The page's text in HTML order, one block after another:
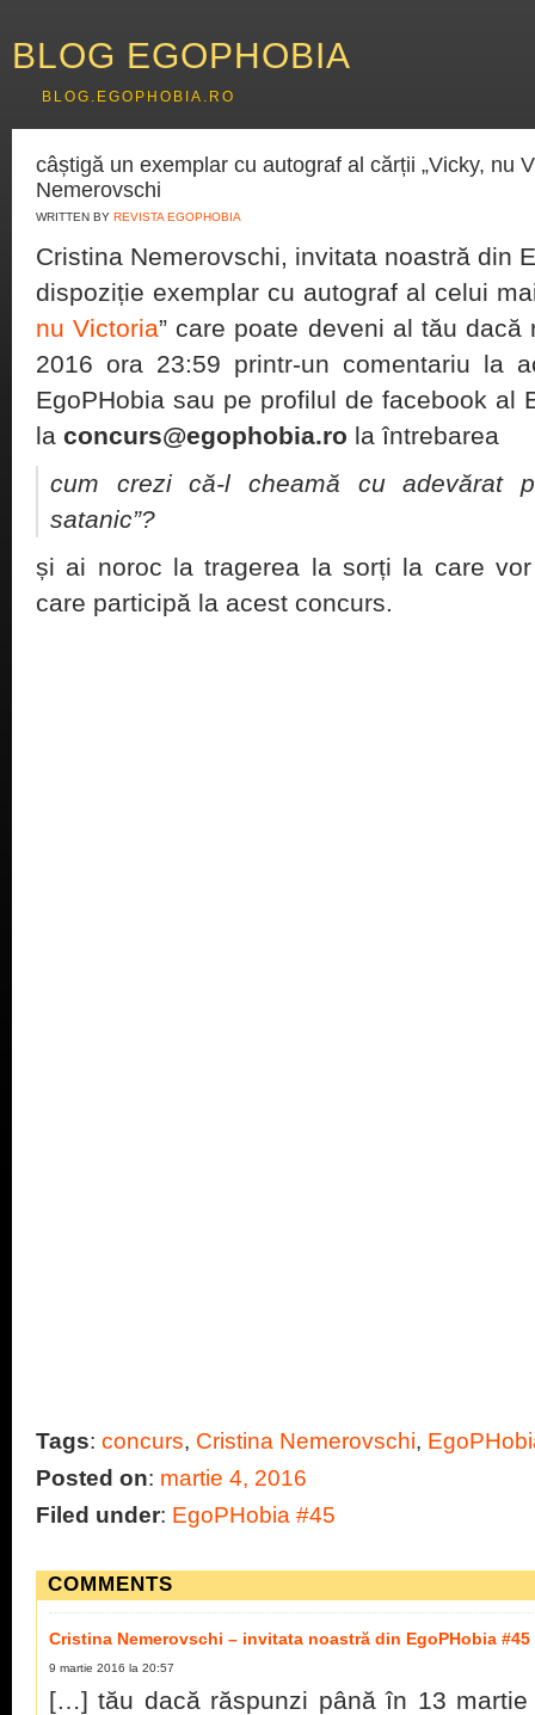
BLOG EGOPHOBIA
BLOG.EGOPHOBIA.RO
câștigă un exemplar cu autograf al cărții „Vicky, nu
Nemerovschi
WRITTEN BY REVISTA EGOPHOBIA
Cristina Nemerovschi, invitata noastră din
dispoziție exemplar cu autograf al celui
nu Victoria” care poate deveni al tău
2016 ora 23:59 printr-un comentariu la
EgoPHobia sau pe profilul de facebook al
la concurs@egophobia.ro la întrebarea
cum crezi că-l cheamă cu adevărat
satanic”?
și ai noroc la tragerea la sorți la care
care participă la acest concurs.
Tags: concurs, Cristina Nemerovschi,
Posted on: martie 4, 2016
Filed under: EgoPHobia #45
COMMENTS
Cristina Nemerovschi – invitata noastră din EgoPHobia
9 martie 2016 la 20:57
[…] tău dacă răspunzi până în 13 martie